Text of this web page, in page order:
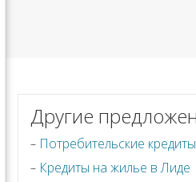
Другие
Потребительские
Кредиты на жилье в Лиде